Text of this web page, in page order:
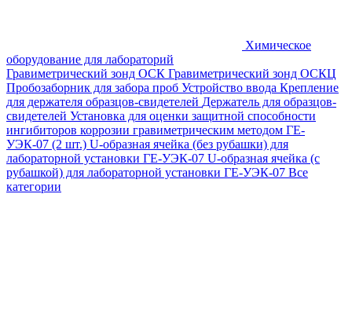
Химическое
оборудование для лабораторий
Гравиметрический зонд ОСК Гравиметрический зонд ОСКЦ
Пробозаборник для забора проб Устройство ввода Крепление
для держателя образцов-свидетелей Держатель для образцов-
свидетелей Установка для оценки защитной способности
ингибиторов коррозии гравиметрическим методом ГЕ-
УЭК-07 (2 шт.) U-образная ячейка (без рубашки) для
лабораторной установки ГЕ-УЭК-07 U-образная ячейка (с
рубашкой) для лабораторной установки ГЕ-УЭК-07 Все
категории